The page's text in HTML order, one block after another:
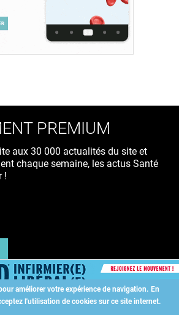
améliorer votre expérience de navigation. En
l'utilisation de cookies sur ce site internet.
PREMIUM
aux 30 000 actualités du site et
chaque semaine, les actus Santé
!
©2026 ALLIEDHEALTH